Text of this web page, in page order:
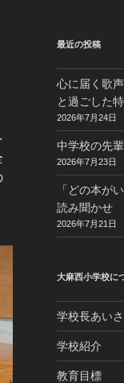
最近の投稿
心に届く歌
と過ごした
2026年7月24日
中学校の先
2026年7月23日
「どの本が
読み聞かせ
2026年7月21日
大麻西小学校に
学校長あい
学校紹介
教育目標